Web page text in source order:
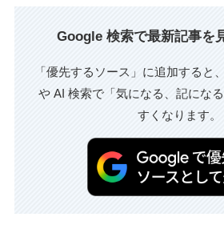
Google 検索で最新記事を
「優先するソース」に追加すると
や AI 検索で「気になる、記にな
すくなります。